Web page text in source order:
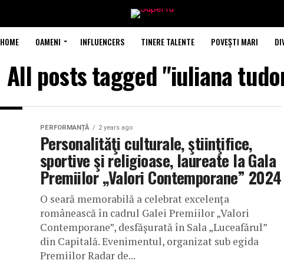
HOME OAMENI INFLUENCERS TINERE TALENTE POVEȘTI MARI
All posts tagged "iuliana
PERFORMANȚĂ 2 years ago
Personalităţi culturale, ştiinţifice,
sportive şi religioase, laureate la Gala
Premiilor „Valori Contemporane” 2024
O seară memorabilă a celebrat excelența
românească în cadrul Galei Premiilor „Valori
Contemporane”, desfășurată în Sala „Luceafărul”
din Capitală. Evenimentul, organizat sub egida
Premiilor Radar de...